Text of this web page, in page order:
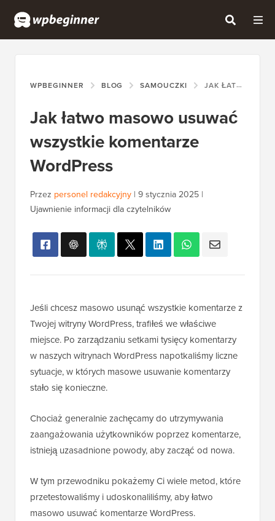
WPBEGINNER BLOG SAMOUCZKI JAK ŁATWO MASOWO USUWAĆ WSZYSTKIE KOMENTARZE WORDPRESS
Jak łatwo masowo usuwać
wszystkie komentarze
WordPress
Przez personel redakcyjny | 9 stycznia 2025 |
Ujawnienie informacji dla czytelników
Jeśli chcesz masowo usunąć wszystkie komentarze z
Twojej witryny WordPress, trafiłeś we właściwe
miejsce. Po zarządzaniu setkami tysięcy komentarzy
w naszych witrynach WordPress napotkaliśmy liczne
sytuacje, w których masowe usuwanie komentarzy
stało się konieczne.
Chociaż generalnie zachęcamy do utrzymywania
zaangażowania użytkowników poprzez komentarze,
istnieją uzasadnione powody, aby zacząć od nowa.
W tym przewodniku pokażemy Ci wiele metod, które
przetestowaliśmy i udoskonaliliśmy, aby łatwo
masowo usuwać komentarze WordPress.